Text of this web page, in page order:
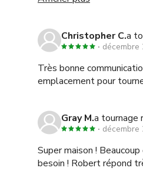
Christopher C.a
décembre
Très bonne
emplacement pour
Gray M.a tournage
décembre
Super maison !
besoin ! Robert répond